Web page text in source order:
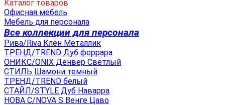
Каталог товаров
Офисная мебель
Мебель для персонала
Все коллекции для персонала
Рива/Riva Клён Металлик
ТРЕНД/TREND Дуб феррара
ОНИКС/ONIX Денвер Светлый
СТИЛЬ Шамони темный
ТРЕНД/TREND белый
СТАЙЛ/STYLE Дуб Наварра
НОВА С/NOVA S Венге Цаво